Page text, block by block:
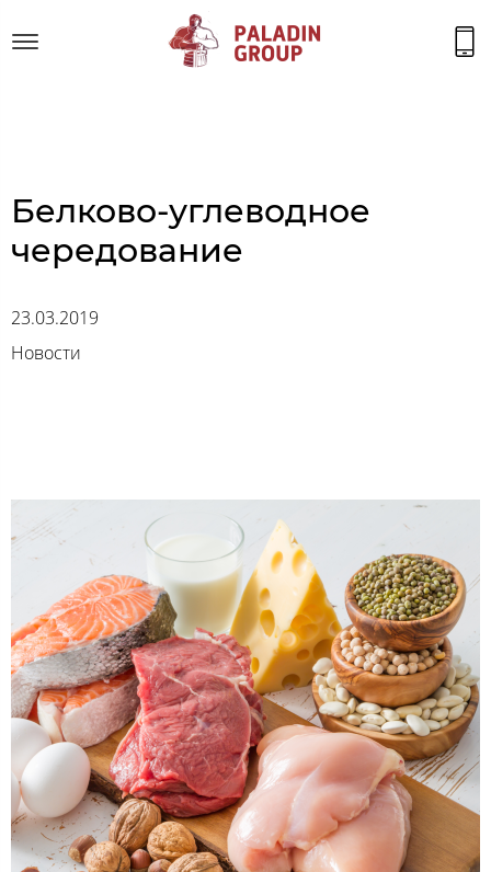
Белково-углеводное
чередование
23.03.2019
Новости